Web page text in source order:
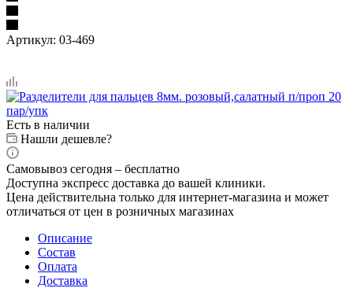
Артикул: 03-469
Есть в наличии
Нашли дешевле?
Самовывоз сегодня – бесплатно
Доступна экспресс доставка до вашей клиники.
Цена действительна только для интернет-магазина и может
отличаться от цен в розничных магазинах
Описание
Состав
Оплата
Доставка